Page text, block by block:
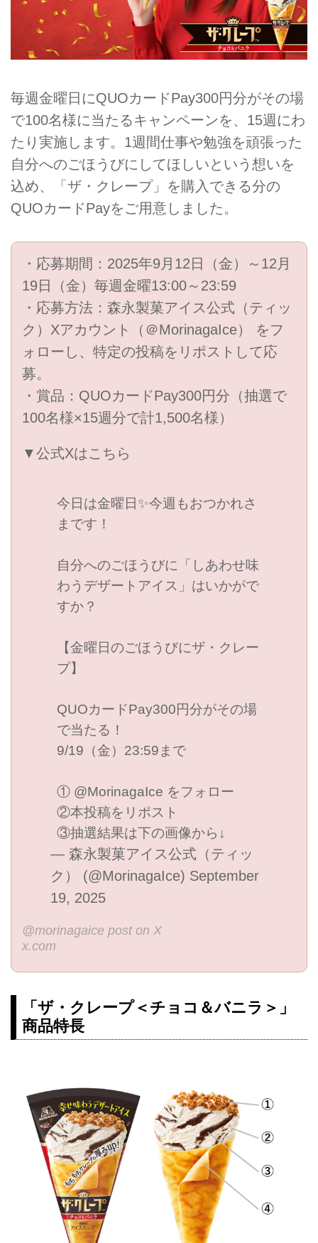
毎週金曜日にQUOカードPay300円分がその場
で100名様に当たるキャンペーンを、15週にわ
たり実施します。1週間仕事や勉強を頑張った
自分へのごほうびにしてほしいという想いを
込め、「ザ・クレープ」を購入できる分の
QUOカードPayをご用意しました。
・応募期間：2025年9月12日（金）～12月
19日（金）毎週金曜13:00～23:59
・応募方法：森永製菓アイス公式（ティッ
ク）Xアカウント（＠MorinagaIce） をフ
ォローし、特定の投稿をリポストして応
募。
・賞品：QUOカードPay300円分（抽選で
100名様×15週分で計1,500名様）
▼公式Xはこちら
今日は金曜日✨今週もおつかれさ
まです！
自分へのごほうびに「しあわせ味
わうデザートアイス」はいかがで
すか？
【金曜日のごほうびにザ・クレー
プ】
QUOカードPay300円分がその場
で当たる！
9/19（金）23:59まで
① @MorinagaIce をフォロー
②本投稿をリポスト
③抽選結果は下の画像から↓
— 森永製菓アイス公式（ティッ
ク） (@MorinagaIce) September
19, 2025
@morinagaice post on X
x.com
「ザ・クレープ＜チョコ＆バニラ＞」
商品特長